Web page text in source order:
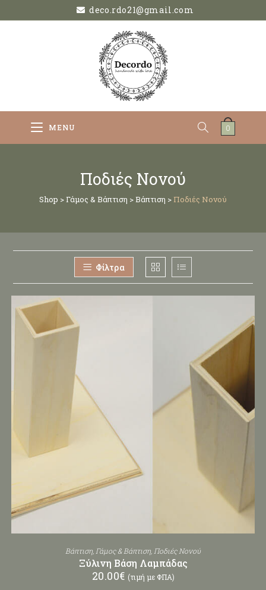
deco.rdo21@gmail.com
0
MENU
Ποδιές Νονού
Shop >Γάμος & Βάπτιση >Βάπτιση >Ποδιές Νονού
Φίλτρα
Βάπτιση,Γάμος & Βάπτιση,Ποδιές Νονού
Ξύλινη Βάση Λαμπάδας
20.00€ (τιμή με ΦΠΑ)